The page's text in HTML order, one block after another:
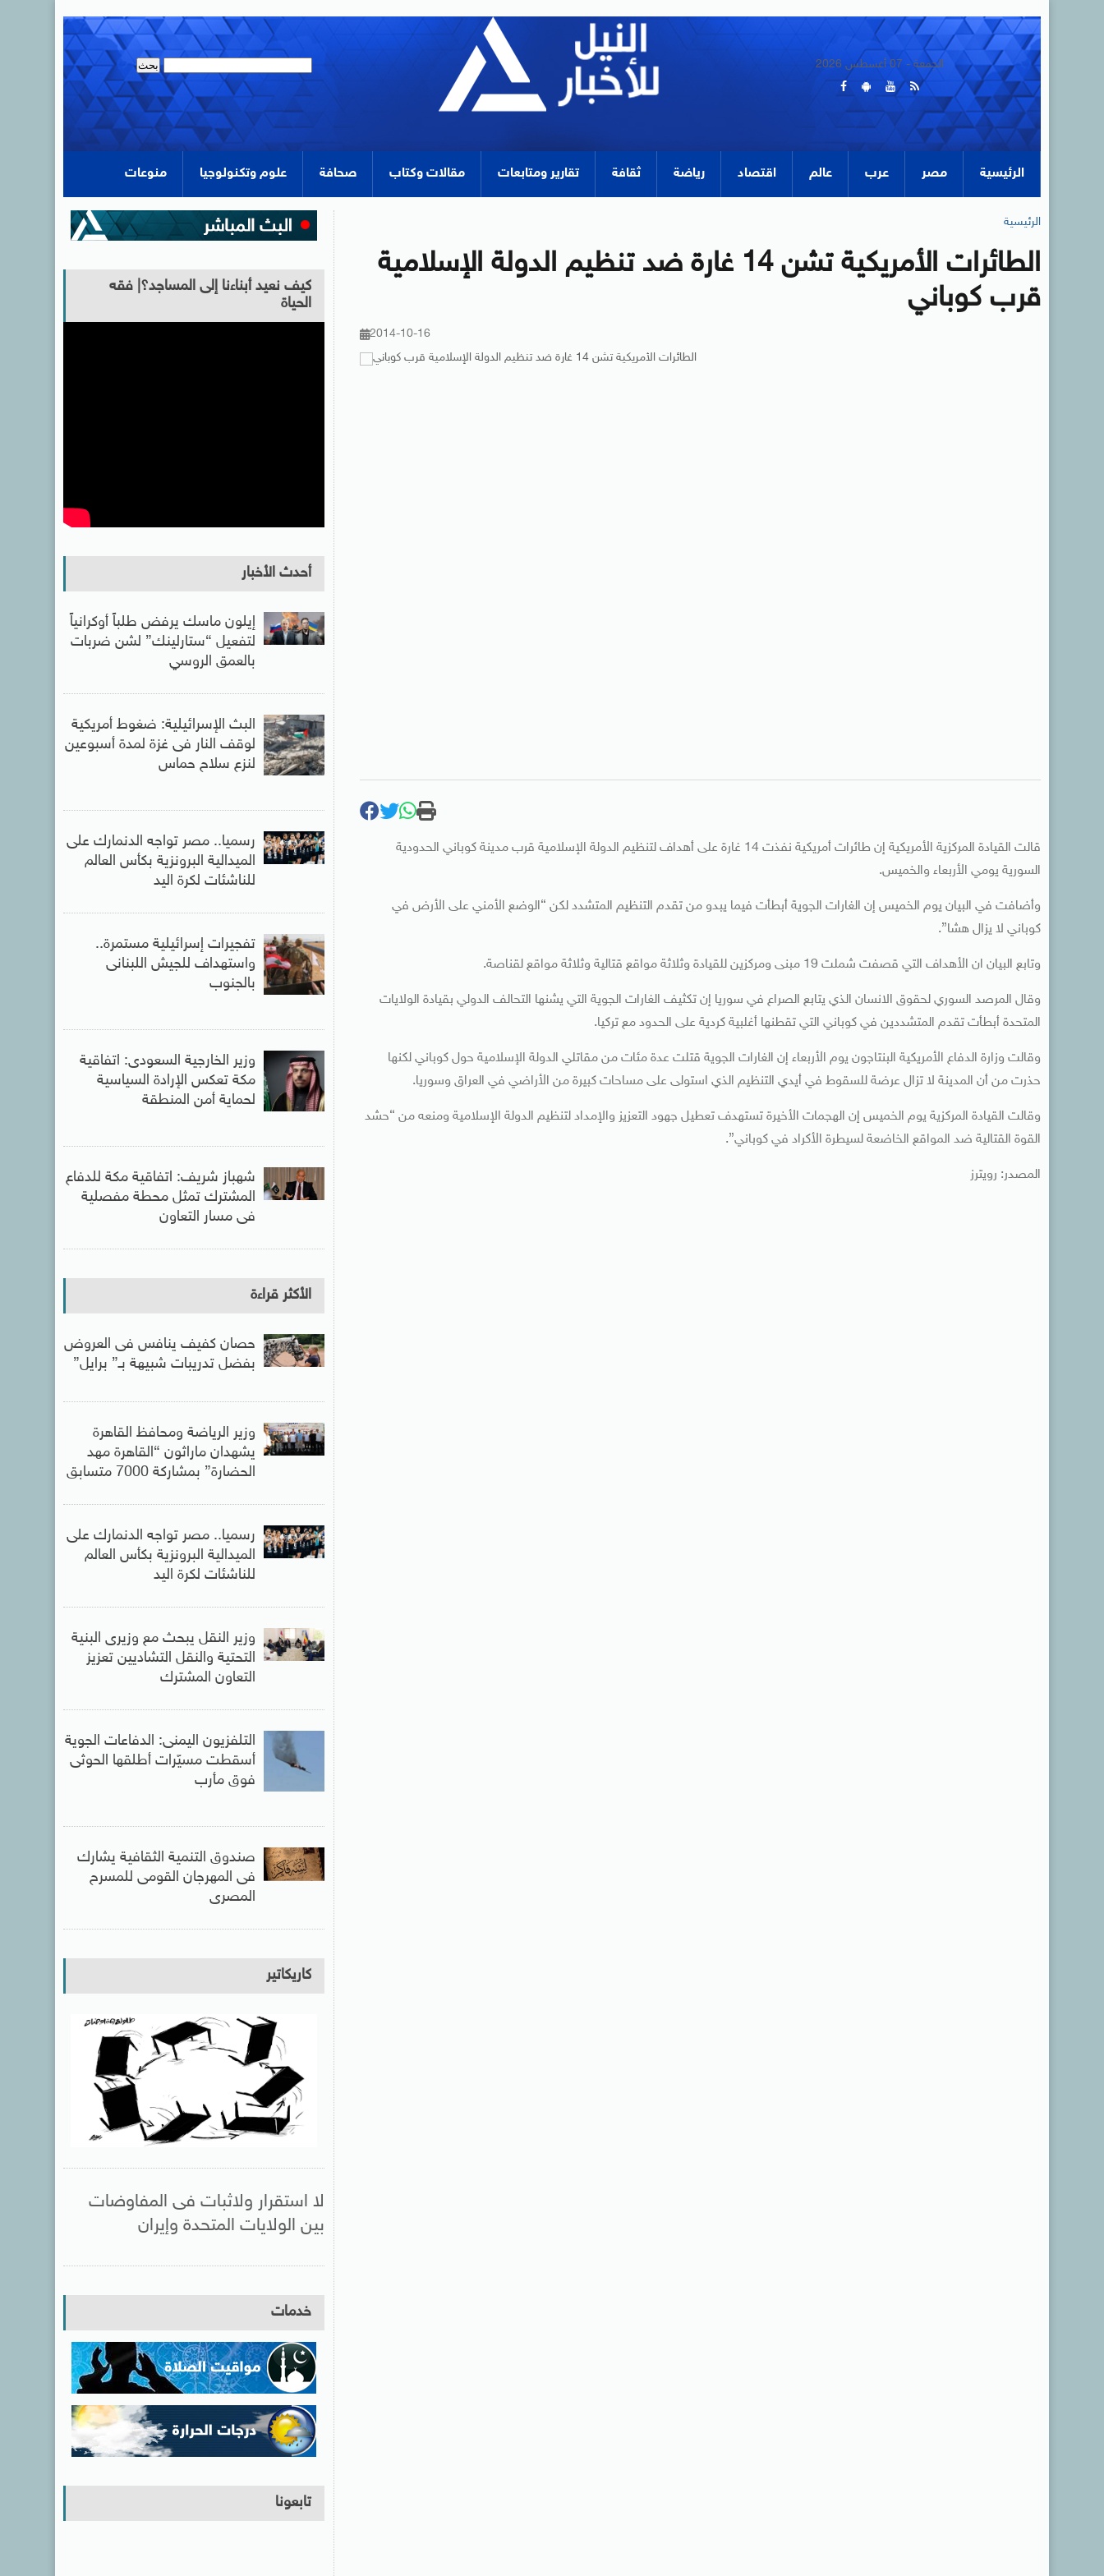
الجمعة - 07 أغسطس 2026
الرئيسية مصر عرب عالم اقتصاد رياضة ثقافة تقارير ومتابعات مقالات وكتاب صحافة علوم وتكنولوجيا منوعات
الرئيسية
الطائرات الأمريكية تشن 14 غارة ضد تنظيم الدولة الإسلامية
قرب كوباني
2014-10-16
قالت القيادة المركزية الأمريكية إن طائرات أمريكية نفذت 14 غارة على أهداف لتنظيم الدولة الإسلامية قرب مدينة كوباني الحدودية
السورية يومي الأربعاء والخميس.
وأضافت في البيان يوم الخميس إن الغارات الجوية أبطأت فيما يبدو من تقدم التنظيم المتشدد لكن “الوضع الأمني على الأرض في
كوباني لا يزال هشا”.
وتابع البيان ان الأهداف التي قصفت شملت 19 مبنى ومركزين للقيادة وثلاثة مواقع قتالية وثلاثة مواقع لقناصة.
وقال المرصد السوري لحقوق الانسان الذي يتابع الصراع في سوريا إن تكثيف الغارات الجوية التي يشنها التحالف الدولي بقيادة الولايات
المتحدة أبطأت تقدم المتشددين في كوباني التي تقطنها أغلبية كردية على الحدود مع تركيا.
وقالت وزارة الدفاع الأمريكية البنتاجون يوم الأربعاء إن الغارات الجوية قتلت عدة مئات من مقاتلي الدولة الإسلامية حول كوباني لكنها
حذرت من أن المدينة لا تزال عرضة للسقوط في أيدي التنظيم الذي استولى على مساحات كبيرة من الأراضي في العراق وسوريا.
وقالت القيادة المركزية يوم الخميس إن الهجمات الأخيرة تستهدف تعطيل جهود التعزيز والإمداد لتنظيم الدولة الإسلامية ومنعه من “حشد
القوة القتالية ضد المواقع الخاضعة لسيطرة الأكراد في كوباني”.
المصدر: رويترز
كيف نعيد أبناءنا إلى المساجد؟| فقه
الحياة
أحدث الأخبار
إيلون ماسك يرفض طلباً أوكرانياً
لتفعيل “ستارلينك” لشن ضربات
بالعمق الروسي
البث الإسرائيلية: ضغوط أمريكية
لوقف النار فى غزة لمدة أسبوعين
لنزع سلاح حماس
رسميا.. مصر تواجه الدنمارك على
الميدالية البرونزية بكأس العالم
للناشئات لكرة اليد
تفجيرات إسرائيلية مستمرة..
واستهداف للجيش اللبنانى
بالجنوب
وزير الخارجية السعودى: اتفاقية
مكة تعكس الإرادة السياسية
لحماية أمن المنطقة
شهباز شريف: اتفاقية مكة للدفاع
المشترك تمثل محطة مفصلية
فى مسار التعاون
الأكثر قراءة
حصان كفيف ينافس فى العروض
بفضل تدريبات شبيهة بـ” برايل”
وزير الرياضة ومحافظ القاهرة
يشهدان ماراثون “القاهرة مهد
الحضارة” بمشاركة 7000 متسابق
رسميا.. مصر تواجه الدنمارك على
الميدالية البرونزية بكأس العالم
للناشئات لكرة اليد
وزير النقل يبحث مع وزيرى البنية
التحتية والنقل التشاديين تعزيز
التعاون المشترك
التلفزيون اليمنى: الدفاعات الجوية
أسقطت مسيّرات أطلقها الحوثى
فوق مأرب
صندوق التنمية الثقافية يشارك
فى المهرجان القومى للمسرح
المصرى
كاريكاتير
لا استقرار ولاثبات فى المفاوضات
بين الولايات المتحدة وإيران
خدمات
تابعونا